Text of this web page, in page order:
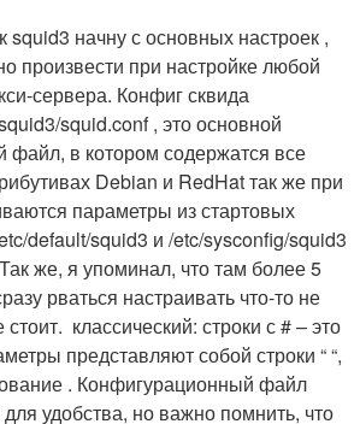
squid3 начну с основных настроек ,
произвести при настройке любой
сервера. Конфиг сквида
squid.conf , это основной
файл, в котором содержатся все
Debian и RedHat так же при
параметры из стартовых
default/squid3 и /etc/sysconfig/squid3
же, я упоминал, что там более 5
рваться настраивать что-то не
классический: строки с # – это
представляют собой строки “ “,
. Конфигурационный файл
удобства, но важно помнить, что